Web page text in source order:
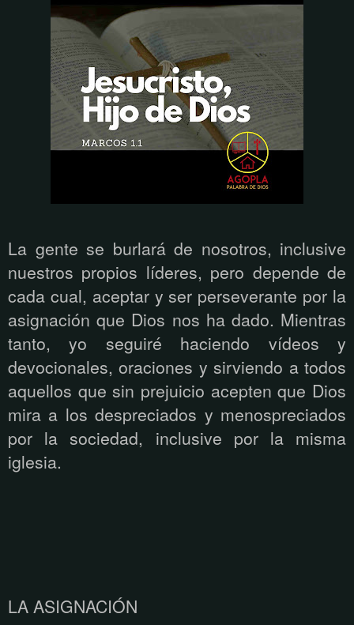
La gente se burlará de nosotros, inclusive
nuestros propios líderes, pero depende de
cada cual, aceptar y ser perseverante por la
asignación que Dios nos ha dado. Mientras
tanto, yo seguiré haciendo vídeos y
devocionales, oraciones y sirviendo a todos
aquellos que sin prejuicio acepten que Dios
mira a los despreciados y menospreciados
por la sociedad, inclusive por la misma
iglesia.
LA ASIGNACIÓN